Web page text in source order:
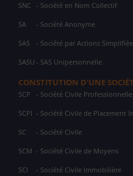
SNC - Société en Nom Collectif
SA - Société Anonyme
SAS - Société par Actions Simplifiée
SASU - SAS Unipersonnelle
CONSTITUTION D'UNE
SCP - Société Civile Professionnelle
SCPI - Société Civile de Placement
SC - Société Civile
SCM - Société Civile de Moyens
SCI - Société Civile Immobilière